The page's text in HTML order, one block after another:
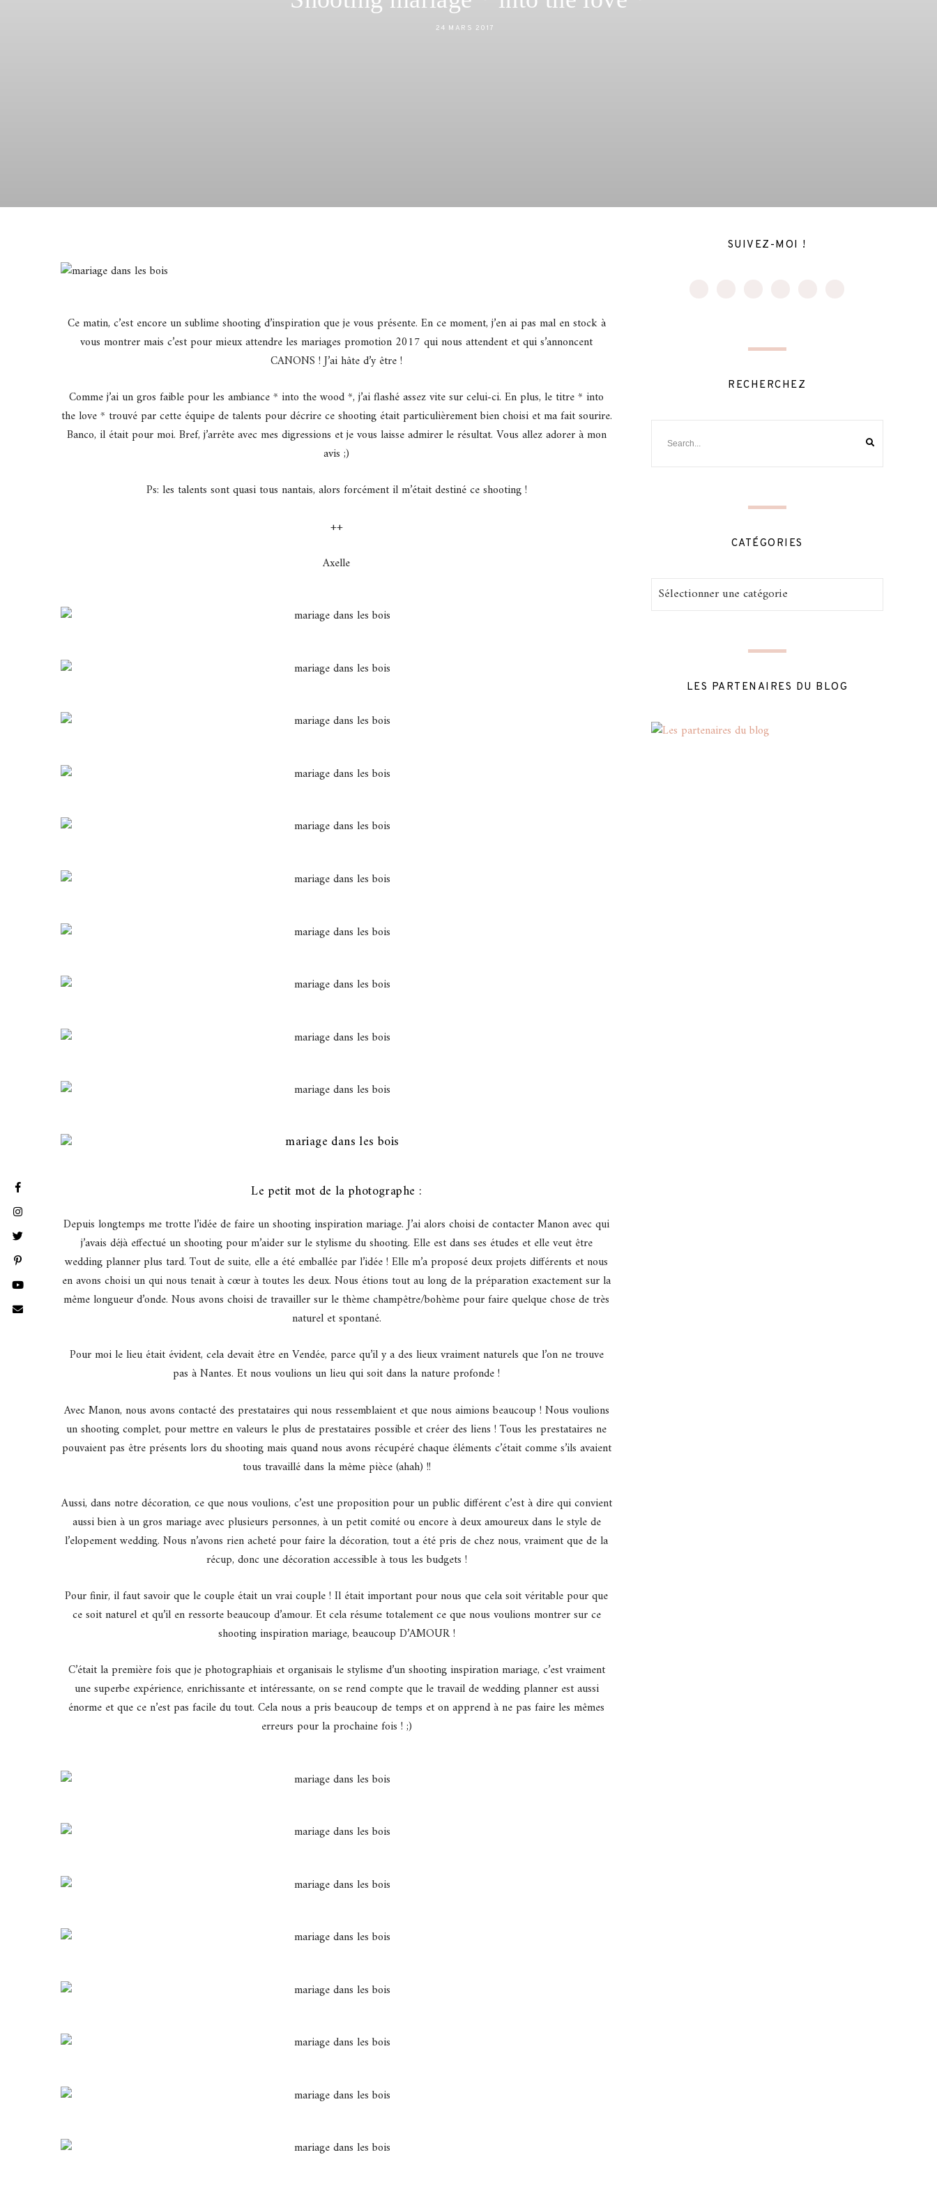
24 MARS 2017
Ce matin, c’est encore un sublime shooting d’inspiration que je vous présente. En ce moment, j’en ai pas mal en stock à
vous montrer mais c’est pour mieux attendre les mariages promotion 2017 qui nous attendent et qui s’annoncent
CANONS ! J’ai hâte d’y être !
Comme j’ai un gros faible pour les ambiance * into the wood *, j’ai flashé assez vite sur celui-ci. En plus, le titre * into
the love * trouvé par cette équipe de talents pour décrire ce shooting était particulièrement bien choisi et ma fait sourire.
Banco, il était pour moi. Bref, j’arrête avec mes digressions et je vous laisse admirer le résultat. Vous allez adorer à mon
avis ;)
Ps: les talents sont quasi tous nantais, alors forcément il m’était destiné ce shooting !
++
Axelle
Le petit mot de la photographe :
Depuis longtemps me trotte l’idée de faire un shooting inspiration mariage. J’ai alors choisi de contacter Manon avec qui
j’avais déjà effectué un shooting pour m’aider sur le stylisme du shooting. Elle est dans ses études et elle veut être
wedding planner plus tard. Tout de suite, elle a été emballée par l’idée ! Elle m’a proposé deux projets différents et nous
en avons choisi un qui nous tenait à cœur à toutes les deux. Nous étions tout au long de la préparation exactement sur la
même longueur d’onde. Nous avons choisi de travailler sur le thème champêtre/bohème pour faire quelque chose de très
naturel et spontané.
Pour moi le lieu était évident, cela devait être en Vendée, parce qu’il y a des lieux vraiment naturels que l’on ne trouve
pas à Nantes. Et nous voulions un lieu qui soit dans la nature profonde !
Avec Manon, nous avons contacté des prestataires qui nous ressemblaient et que nous aimions beaucoup ! Nous voulions
un shooting complet, pour mettre en valeurs le plus de prestataires possible et créer des liens ! Tous les prestataires ne
pouvaient pas être présents lors du shooting mais quand nous avons récupéré chaque éléments c’était comme s’ils avaient
tous travaillé dans la même pièce (ahah) !!
Aussi, dans notre décoration, ce que nous voulions, c’est une proposition pour un public différent c’est à dire qui convient
aussi bien à un gros mariage avec plusieurs personnes, à un petit comité ou encore à deux amoureux dans le style de
l’elopement wedding. Nous n’avons rien acheté pour faire la décoration, tout a été pris de chez nous, vraiment que de la
récup, donc une décoration accessible à tous les budgets !
Pour finir, il faut savoir que le couple était un vrai couple ! Il était important pour nous que cela soit véritable pour que
ce soit naturel et qu’il en ressorte beaucoup d’amour. Et cela résume totalement ce que nous voulions montrer sur ce
shooting inspiration mariage, beaucoup D’AMOUR !
C’était la première fois que je photographiais et organisais le stylisme d’un shooting inspiration mariage, c’est vraiment
une superbe expérience, enrichissante et intéressante, on se rend compte que le travail de wedding planner est aussi
énorme et que ce n’est pas facile du tout. Cela nous a pris beaucoup de temps et on apprend à ne pas faire les mêmes
erreurs pour la prochaine fois ! ;)
SUIVEZ-MOI !
RECHERCHEZ
CATÉGORIES
Catégories
LES PARTENAIRES DU BLOG